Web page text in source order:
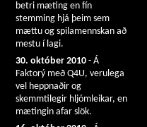
betri mæting en fín
stemming hjá þeim sem
mættu og spilamennskan að
mestu í lagi.
30. október 2010 - Á
Faktorý með Q4U, verulega
vel heppnaðir og
skemmtilegir hljómleikar, en
mætingin afar slök.